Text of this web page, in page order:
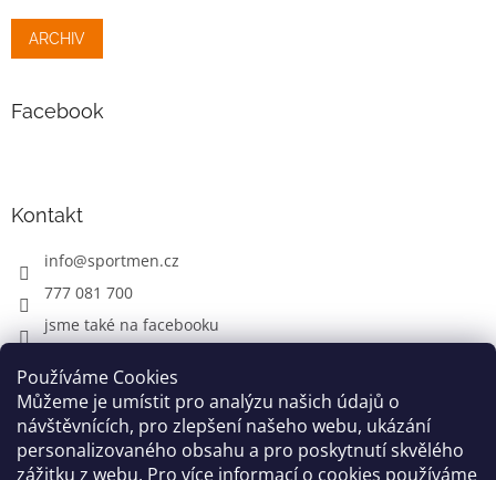
Používáme Cookies
Můžeme je umístit pro analýzu našich údajů o
návštěvnících, pro zlepšení našeho webu, ukázání
personalizovaného obsahu a pro poskytnutí skvělého
zážitku z webu. Pro více informací o cookies používáme
ARCHIV
Facebook
Kontakt
info@sportmen.cz
777 081 700
jsme také na facebooku
CYKLO OBLEČENÍ